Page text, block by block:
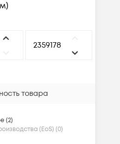
)
товара
(2)
(EoS) (0)